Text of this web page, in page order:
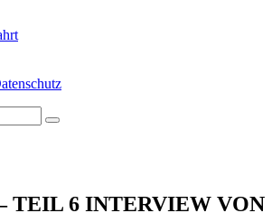
TEIL 6 INTERVIEW VON